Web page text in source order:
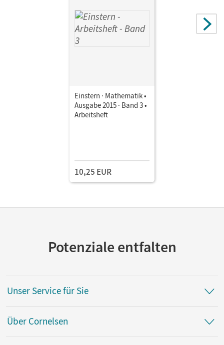
Einstern · Mathematik •
Ausgabe 2015 · Band 3 •
Arbeitsheft
10,25 EUR
Potenziale entfalten
Unser Service für Sie
Über Cornelsen